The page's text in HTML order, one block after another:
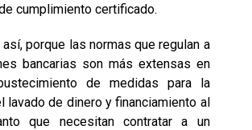
cumplimiento certificado.
porque las normas que regulan a
bancarias son más extensas en
de medidas para la
lavado de dinero y financiamiento al
que necesitan contratar a un